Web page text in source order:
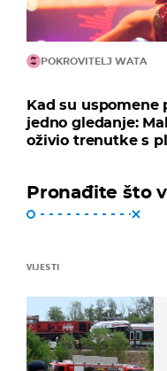
POKROVITELJ WATA
Kad su uspomene
jedno gledanje:
oživio trenutke s
Pronađite što
VIJESTI